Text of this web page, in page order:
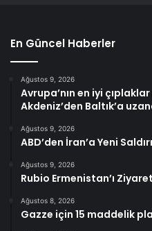
En Güncel Haberler
Ağustos 9, 2026
Avrupa’nın en iyi
Akdeniz’den Baltık’a
Ağustos 9, 2026
ABD’den İran’a Yeni
Ağustos 9, 2026
Rubio Ermenistan’ı
Ağustos 8, 2026
Gazze için 15 maddelik